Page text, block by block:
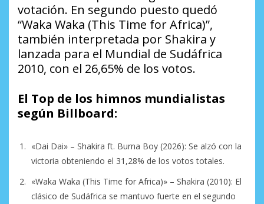
votación. En segundo puesto quedó
“Waka Waka (This Time for Africa)”,
también interpretada por Shakira y
lanzada para el Mundial de Sudáfrica
2010, con el 26,65% de los votos.
El Top de los himnos mundialistas
según Billboard:
«Dai Dai» – Shakira ft. Burna Boy (2026): Se alzó con la
victoria obteniendo el 31,28% de los votos totales.
«Waka Waka (This Time for Africa)» – Shakira (2010): El
clásico de Sudáfrica se mantuvo fuerte en el segundo